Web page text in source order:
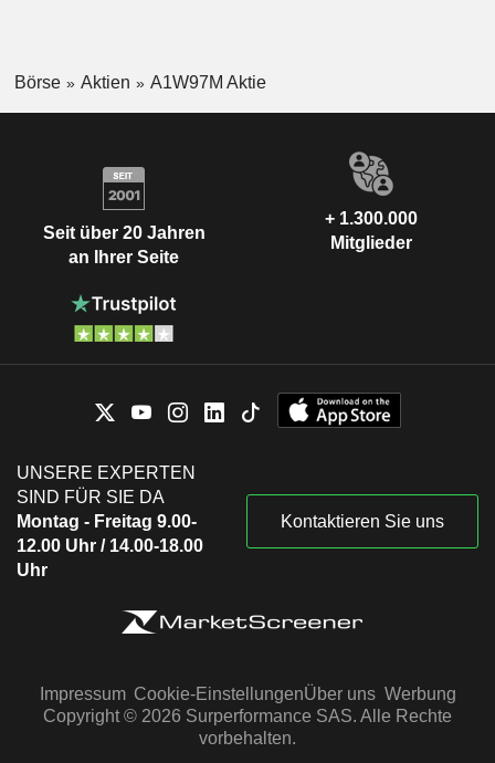
Börse Aktien A1W97M Aktie
Seit über 20 Jahren
an Ihrer Seite
+ 1.300.000
Mitglieder
UNSERE EXPERTEN
SIND FÜR SIE DA
Montag - Freitag 9.00-
12.00 Uhr / 14.00-18.00
Uhr
Kontaktieren Sie uns
Impressum Cookie-EinstellungenÜber uns Werbung
Copyright © 2026 Surperformance SAS. Alle Rechte
vorbehalten.